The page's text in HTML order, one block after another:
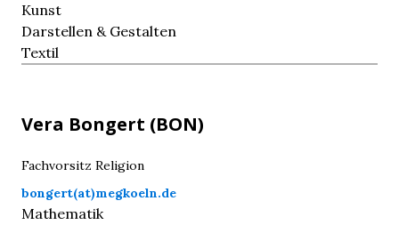
Kunst
Darstellen & Gestalten
Textil
Vera Bongert (BON)
Fachvorsitz Religion
bongert(at)megkoeln.de
Mathematik